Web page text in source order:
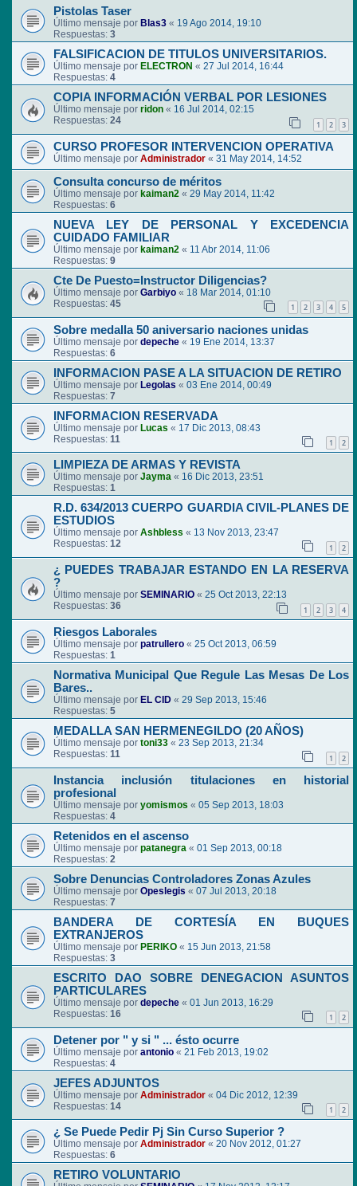
Pistolas Taser
Último mensaje por Blas3 « 19 Ago 2014, 19:10
Respuestas: 3
FALSIFICACION DE TITULOS UNIVERSITARIOS.
Último mensaje por ELECTRON « 27 Jul 2014, 16:44
Respuestas: 4
COPIA INFORMACIÓN VERBAL POR LESIONES
Último mensaje por ridon « 16 Jul 2014, 02:15
Respuestas: 24 1 2 3
CURSO PROFESOR INTERVENCION OPERATIVA
Último mensaje por Administrador « 31 May 2014, 14:52
Consulta concurso de méritos
Último mensaje por kaiman2 « 29 May 2014, 11:42
Respuestas: 6
NUEVA LEY DE PERSONAL Y EXCEDENCIA
CUIDADO FAMILIAR
Último mensaje por kaiman2 « 11 Abr 2014, 11:06
Respuestas: 9
Cte De Puesto=Instructor Diligencias?
Último mensaje por Garbiyo « 18 Mar 2014, 01:10
Respuestas: 45 1 2 3 4 5
Sobre medalla 50 aniversario naciones unidas
Último mensaje por depeche « 19 Ene 2014, 13:37
Respuestas: 6
INFORMACION PASE A LA SITUACION DE RETIRO
Último mensaje por Legolas « 03 Ene 2014, 00:49
Respuestas: 7
INFORMACION RESERVADA
Último mensaje por Lucas « 17 Dic 2013, 08:43
Respuestas: 11 1 2
LIMPIEZA DE ARMAS Y REVISTA
Último mensaje por Jayma « 16 Dic 2013, 23:51
Respuestas: 1
R.D. 634/2013 CUERPO GUARDIA CIVIL-PLANES DE
ESTUDIOS
Último mensaje por Ashbless « 13 Nov 2013, 23:47
Respuestas: 12 1 2
¿ PUEDES TRABAJAR ESTANDO EN LA RESERVA
?
Último mensaje por SEMINARIO « 25 Oct 2013, 22:13
Respuestas: 36 1 2 3 4
Riesgos Laborales
Último mensaje por patrullero « 25 Oct 2013, 06:59
Respuestas: 1
Normativa Municipal Que Regule Las Mesas De Los
Bares..
Último mensaje por EL CID « 29 Sep 2013, 15:46
Respuestas: 5
MEDALLA SAN HERMENEGILDO (20 AÑOS)
Último mensaje por toni33 « 23 Sep 2013, 21:34
Respuestas: 11 1 2
Instancia inclusión titulaciones en historial
profesional
Último mensaje por yomismos « 05 Sep 2013, 18:03
Respuestas: 4
Retenidos en el ascenso
Último mensaje por patanegra « 01 Sep 2013, 00:18
Respuestas: 2
Sobre Denuncias Controladores Zonas Azules
Último mensaje por Opeslegis « 07 Jul 2013, 20:18
Respuestas: 7
BANDERA DE CORTESÍA EN BUQUES
EXTRANJEROS
Último mensaje por PERIKO « 15 Jun 2013, 21:58
Respuestas: 3
ESCRITO DAO SOBRE DENEGACION ASUNTOS
PARTICULARES
Último mensaje por depeche « 01 Jun 2013, 16:29
Respuestas: 16 1 2
Detener por " y si " ... ésto ocurre
Último mensaje por antonio « 21 Feb 2013, 19:02
Respuestas: 4
JEFES ADJUNTOS
Último mensaje por Administrador « 04 Dic 2012, 12:39
Respuestas: 14 1 2
¿ Se Puede Pedir Pj Sin Curso Superior ?
Último mensaje por Administrador « 20 Nov 2012, 01:27
Respuestas: 6
RETIRO VOLUNTARIO